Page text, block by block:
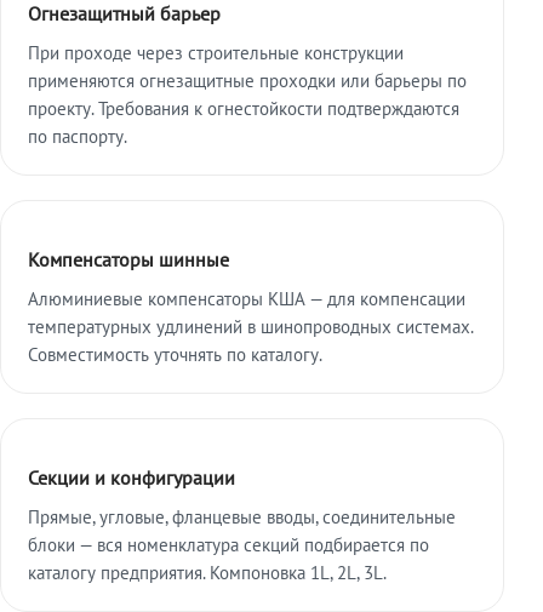
Огнезащитный барьер
При проходе через строительные конструкции
применяются огнезащитные проходки или барьеры по
проекту. Требования к огнестойкости подтверждаются
по паспорту.
Компенсаторы шинные
Алюминиевые компенсаторы КША — для компенсации
температурных удлинений в шинопроводных системах.
Совместимость уточнять по каталогу.
Секции и конфигурации
Прямые, угловые, фланцевые вводы, соединительные
блоки — вся номенклатура секций подбирается по
каталогу предприятия. Компоновка 1L, 2L, 3L.